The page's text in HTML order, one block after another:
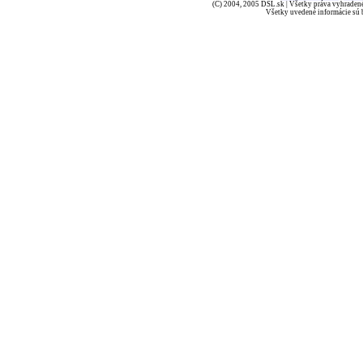
(C) 2004, 2005 DSL.sk | Všetky práva
Všetky uvedené informácie sú